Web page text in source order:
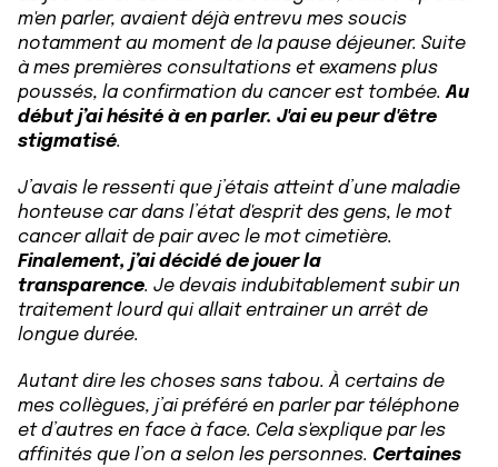
m'en parler, avaient déjà entrevu mes soucis
notamment au moment de la pause déjeuner. Suite
à mes premières consultations et examens plus
poussés, la confirmation du cancer est tombée.Au
début j’ai hésité à en parler. J'ai eu peur d'être
stigmatisé.
J’avais le ressenti que j’étais atteint d’une maladie
honteuse car dans l’état d'esprit des gens, le mot
cancer allait de pair avec le mot cimetière.
Finalement, j’ai décidé de jouer la
transparence. Je devais indubitablement subir un
traitement lourd qui allait entrainer un arrêt de
longue durée.
Autant dire les choses sans tabou. À certains de
mes collègues, j’ai préféré en parler par téléphone
et d’autres en face à face. Cela s'explique par les
affinités que l’on a selon les personnes. Certaines